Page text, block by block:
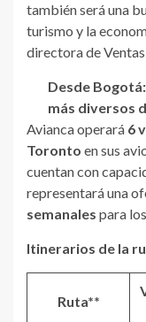
también será una
turismo y la
directora de
Desde
más diversos
Avianca operará 6
Toronto en sus
cuentan con
representará una
semanales para
Itinerarios de la
Ruta**